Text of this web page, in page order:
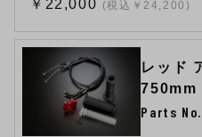
￥22,000 (税込￥24,200)
レッド
750mm
Parts